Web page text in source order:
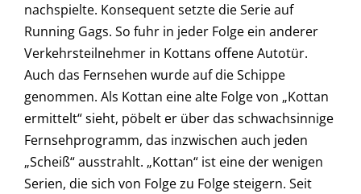
nachspielte. Konsequent setzte die Serie auf
Running Gags. So fuhr in jeder Folge ein anderer
Verkehrsteilnehmer in Kottans offene Autotür.
Auch das Fernsehen wurde auf die Schippe
genommen. Als Kottan eine alte Folge von „Kottan
ermittelt“ sieht, pöbelt er über das schwachsinnige
Fernsehprogramm, das inzwischen auch jeden
„Scheiß“ ausstrahlt. „Kottan“ ist eine der wenigen
Serien, die sich von Folge zu Folge steigern. Seit